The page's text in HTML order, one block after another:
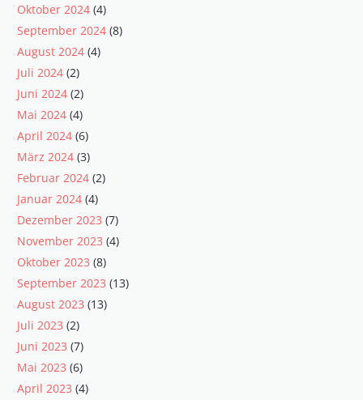
Oktober 2024 (4)
September 2024 (8)
August 2024 (4)
Juli 2024 (2)
Juni 2024 (2)
Mai 2024 (4)
April 2024 (6)
März 2024 (3)
Februar 2024 (2)
Januar 2024 (4)
Dezember 2023 (7)
November 2023 (4)
Oktober 2023 (8)
September 2023 (13)
August 2023 (13)
Juli 2023 (2)
Juni 2023 (7)
Mai 2023 (6)
April 2023 (4)